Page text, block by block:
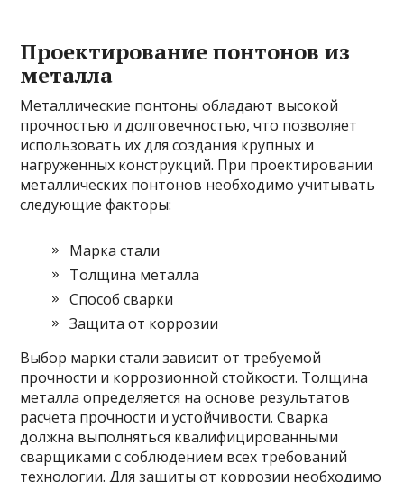
Проектирование понтонов из
металла
Металлические понтоны обладают высокой
прочностью и долговечностью, что позволяет
использовать их для создания крупных и
нагруженных конструкций. При проектировании
металлических понтонов необходимо учитывать
следующие факторы:
Марка стали
Толщина металла
Способ сварки
Защита от коррозии
Выбор марки стали зависит от требуемой
прочности и коррозионной стойкости. Толщина
металла определяется на основе результатов
расчета прочности и устойчивости. Сварка
должна выполняться квалифицированными
сварщиками с соблюдением всех требований
технологии. Для защиты от коррозии необходимо